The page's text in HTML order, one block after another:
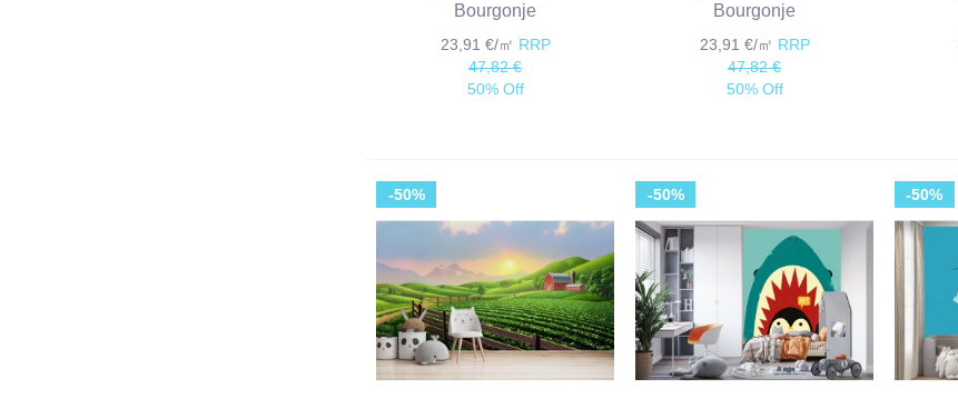
Bourgonje
23,91 €/㎡ RRP
47,82 €
50% Off
Bourgonje
23,91 €/㎡ RRP
47,82 €
50% Off
-50% -50% -50%